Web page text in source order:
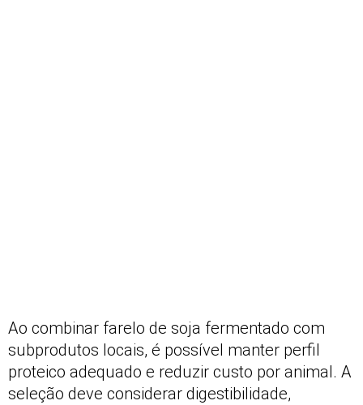
Ao combinar farelo de soja fermentado com
subprodutos locais, é possível manter perfil
proteico adequado e reduzir custo por animal. A
seleção deve considerar digestibilidade,